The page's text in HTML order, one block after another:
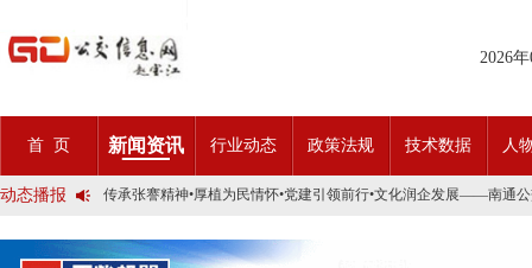
2026
首 页 新闻资讯 行业动态 政策法规 技术数据 人
动态播报
石河子市公交公司荣获全国五一劳动奖状
宜昌公交春节滨江观光定制巴士18日开行！
传承张謇精神•厚植为民情怀•党建引领前行•文化润企发展——南通
岁月为鉴人民为证，百年北京公交实现历史性跨越！
今日生效！新《安全生产法》处罚条款对照